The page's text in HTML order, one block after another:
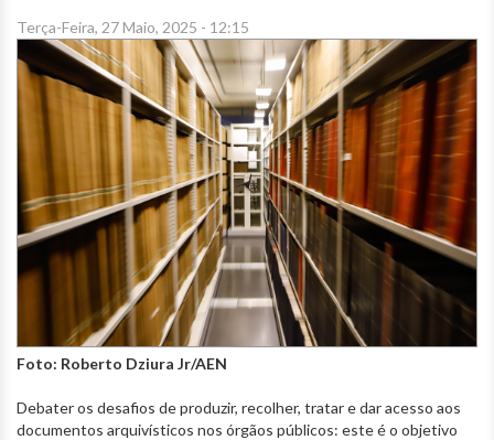
Terça-Feira, 27 Maio, 2025 - 12:15
Foto: Roberto Dziura Jr/AEN
Debater os desafios de produzir, recolher, tratar e dar acesso aos
documentos arquivísticos nos órgãos públicos: este é o objetivo